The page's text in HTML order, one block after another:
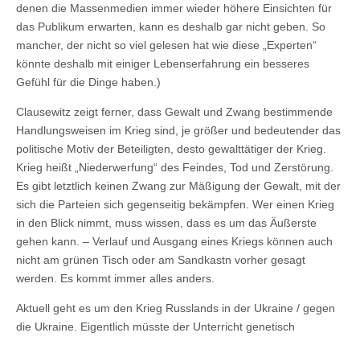
denen die Massenmedien immer wieder höhere Einsichten für
das Publikum erwarten, kann es deshalb gar nicht geben. So
mancher, der nicht so viel gelesen hat wie diese „Experten“
könnte deshalb mit einiger Lebenserfahrung ein besseres
Gefühl für die Dinge haben.)
Clausewitz zeigt ferner, dass Gewalt und Zwang bestimmende
Handlungsweisen im Krieg sind, je größer und bedeutender das
politische Motiv der Beteiligten, desto gewalttätiger der Krieg.
Krieg heißt „Niederwerfung“ des Feindes, Tod und Zerstörung.
Es gibt letztlich keinen Zwang zur Mäßigung der Gewalt, mit der
sich die Parteien sich gegenseitig bekämpfen. Wer einen Krieg
in den Blick nimmt, muss wissen, dass es um das Äußerste
gehen kann. – Verlauf und Ausgang eines Kriegs können auch
nicht am grünen Tisch oder am Sandkastn vorher gesagt
werden. Es kommt immer alles anders.
Aktuell geht es um den Krieg Russlands in der Ukraine / gegen
die Ukraine. Eigentlich müsste der Unterricht genetisch